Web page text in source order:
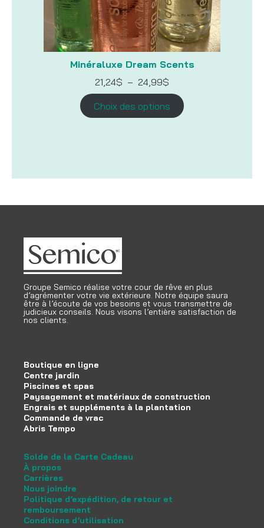
Minéraluxe Dream Scents
21,24$ – 24,99$
prix :
21,24$
à
Choix des options
Groupe Semico réalise votre cour de rêve en plus
d’agrémenter votre vie extérieure. Notre équipe saura
être à l’écoute de vos besoins et vous transmettre de
judicieux conseils. Nous visons l’entière satisfaction de
nos clients.
Boutique en ligne
Centre jardin
Piscines et spas
Paysagement et matériaux de construction
Engrais et suppléments à la plantation
Commande de vrac
Abris Tempo
Solde de la Carte Cadeau
À propos
Carrières
Nous joindre
Politique d’expédition, de retour et
remboursement
Conditions d’utilisation